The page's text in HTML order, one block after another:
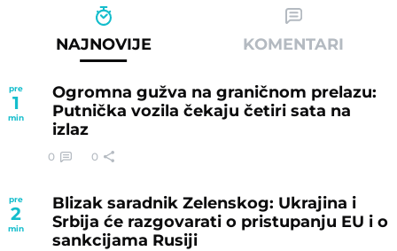
NAJNOVIJE KOMENTARI
pre
1
min
Ogromna gužva na graničnom prelazu:
Putnička vozila čekaju četiri sata na
izlaz
0 0
pre
2
min
Blizak saradnik Zelenskog: Ukrajina i
Srbija će razgovarati o pristupanju EU i o
sankcijama Rusiji